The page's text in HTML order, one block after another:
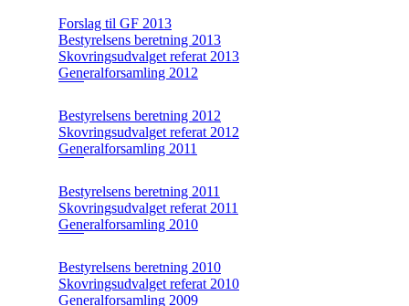
Forslag til GF 2013
Bestyrelsens beretning 2013
Skovringsudvalget referat 2013
Generalforsamling 2012
Bestyrelsens beretning 2012
Skovringsudvalget referat 2012
Generalforsamling 2011
Bestyrelsens beretning 2011
Skovringsudvalget referat 2011
Generalforsamling 2010
Bestyrelsens beretning 2010
Skovringsudvalget referat 2010
Generalforsamling 2009